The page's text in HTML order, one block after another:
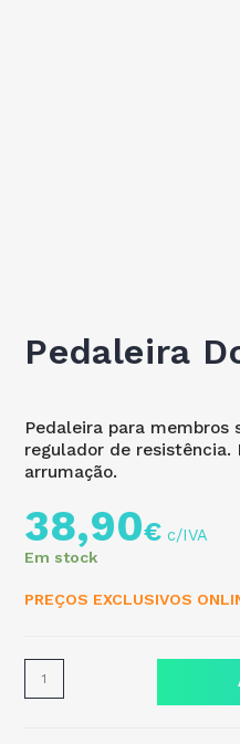
Pedaleira
Pedaleira para membros
regulador de
arrumação.
38,90€
Em stock
PREÇOS EXCLUSIVOS